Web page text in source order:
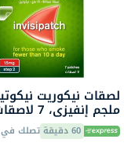
ملجم إنفيزي، 7 لاصقات
60 دقيقة تصلك في